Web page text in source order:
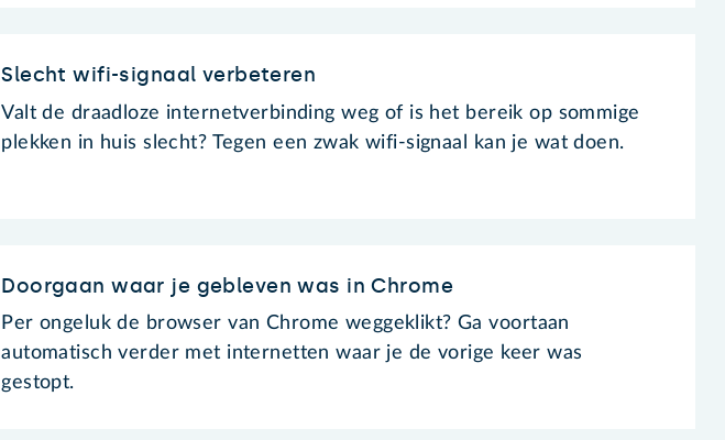
Slecht wifi-signaal verbeteren
Valt de draadloze internetverbinding weg of is het bereik op sommige
plekken in huis slecht? Tegen een zwak wifi-signaal kan je wat doen.
Doorgaan waar je gebleven was in Chrome
Per ongeluk de browser van Chrome weggeklikt? Ga voortaan
automatisch verder met internetten waar je de vorige keer was
gestopt.